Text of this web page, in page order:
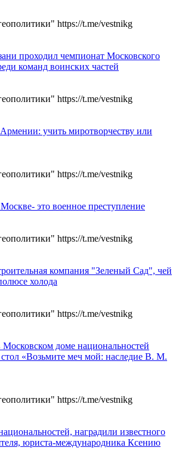
https://t.me/vestnikg
проходил чемпионат Московского
команд воинских частей
https://t.me/vestnikg
учить миротворчеству или
https://t.me/vestnikg
это военное преступление
https://t.me/vestnikg
компания "Зеленый Сад", чей
холода
https://t.me/vestnikg
доме национальностей
стол «Возьмите меч мой: наследие В. М.
https://t.me/vestnikg
наградили известного
юриста-международника Ксению